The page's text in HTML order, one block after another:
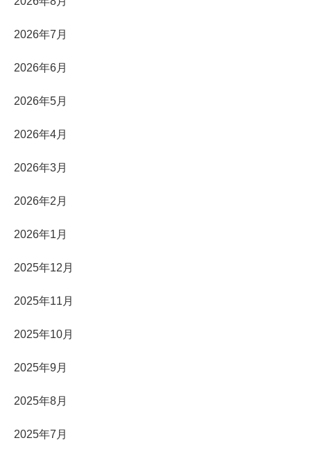
2026年7月
2026年6月
2026年5月
2026年4月
2026年3月
2026年2月
2026年1月
2025年12月
2025年11月
2025年10月
2025年9月
2025年8月
2025年7月